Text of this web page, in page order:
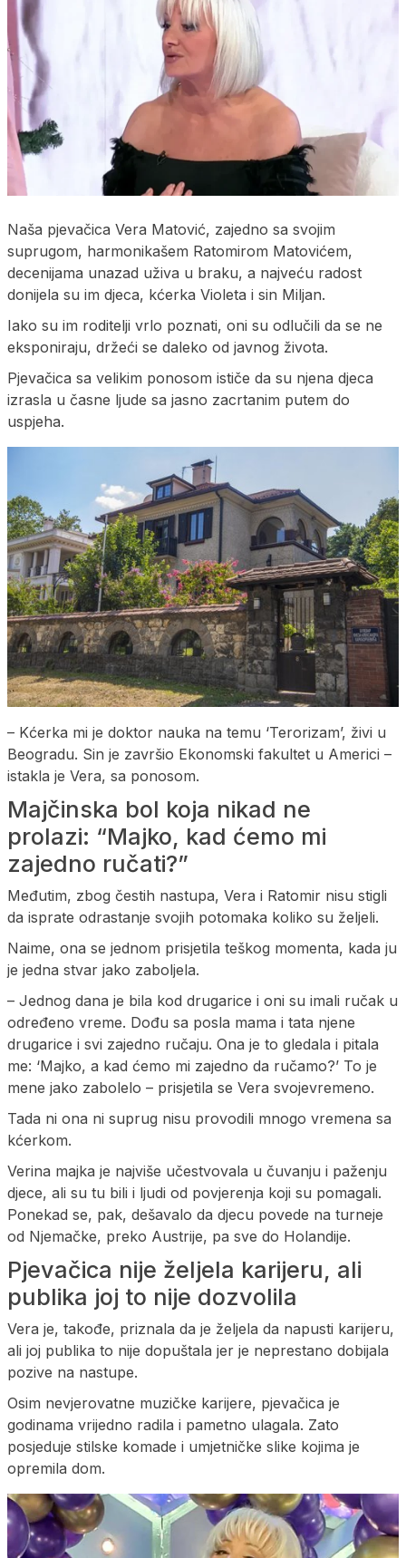
Naša pjevačica Vera Matović, zajedno sa svojim
suprugom, harmonikašem Ratomirom Matovićem,
decenijama unazad uživa u braku, a najveću radost
donijela su im djeca, kćerka Violeta i sin Miljan.
Iako su im roditelji vrlo poznati, oni su odlučili da se ne
eksponiraju, držeći se daleko od javnog života.
Pjevačica sa velikim ponosom ističe da su njena djeca
izrasla u časne ljude sa jasno zacrtanim putem do
uspjeha.
– Kćerka mi je doktor nauka na temu ‘Terorizam’, živi u
Beogradu. Sin je završio Ekonomski fakultet u Americi –
istakla je Vera, sa ponosom.
Majčinska bol koja nikad ne
prolazi: “Majko, kad ćemo mi
zajedno ručati?”
Međutim, zbog čestih nastupa, Vera i Ratomir nisu stigli
da isprate odrastanje svojih potomaka koliko su željeli.
Naime, ona se jednom prisjetila teškog momenta, kada ju
je jedna stvar jako zaboljela.
– Jednog dana je bila kod drugarice i oni su imali ručak u
određeno vreme. Dođu sa posla mama i tata njene
drugarice i svi zajedno ručaju. Ona je to gledala i pitala
me: ‘Majko, a kad ćemo mi zajedno da ručamo?’ To je
mene jako zabolelo – prisjetila se Vera svojevremeno.
Tada ni ona ni suprug nisu provodili mnogo vremena sa
kćerkom.
Verina majka je najviše učestvovala u čuvanju i paženju
djece, ali su tu bili i ljudi od povjerenja koji su pomagali.
Ponekad se, pak, dešavalo da djecu povede na turneje
od Njemačke, preko Austrije, pa sve do Holandije.
Pjevačica nije željela karijeru, ali
publika joj to nije dozvolila
Vera je, takođe, priznala da je željela da napusti karijeru,
ali joj publika to nije dopuštala jer je neprestano dobijala
pozive na nastupe.
Osim nevjerovatne muzičke karijere, pjevačica je
godinama vrijedno radila i pametno ulagala. Zato
posjeduje stilske komade i umjetničke slike kojima je
opremila dom.